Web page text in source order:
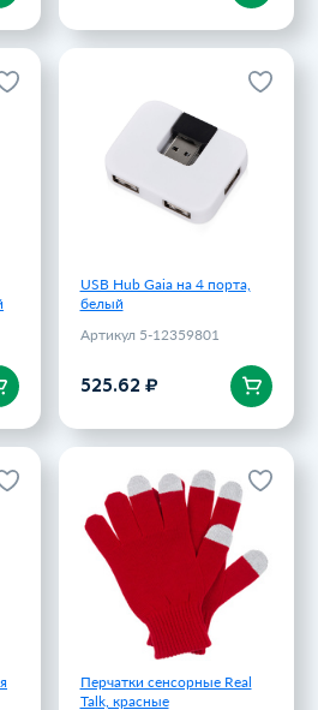
USB Hub Gaia на 4 порта,
белый
Артикул 5-12359801
525.62 ₽
USB Hub Gaia на 4 порта,
белый
Артикул 5-12359801
525.62 ₽
В корзину
Перчатки сенсорные Real
Talk, красные
Перчатки сенсорные Real
Talk, красные
Артикул 52802.50
690 ₽